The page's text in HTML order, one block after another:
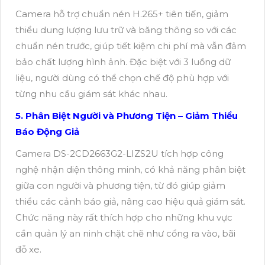
Camera hỗ trợ chuẩn nén H.265+ tiên tiến, giảm
thiểu dung lượng lưu trữ và băng thông so với các
chuẩn nén trước, giúp tiết kiệm chi phí mà vẫn đảm
bảo chất lượng hình ảnh. Đặc biệt với 3 luồng dữ
liệu, người dùng có thể chọn chế độ phù hợp với
từng nhu cầu giám sát khác nhau.
5. Phân Biệt Người và Phương Tiện – Giảm Thiểu
Báo Động Giả
Camera DS-2CD2663G2-LIZS2U tích hợp công
nghệ nhận diện thông minh, có khả năng phân biệt
giữa con người và phương tiện, từ đó giúp giảm
thiểu các cảnh báo giả, nâng cao hiệu quả giám sát.
Chức năng này rất thích hợp cho những khu vực
cần quản lý an ninh chặt chẽ như cổng ra vào, bãi
đỗ xe.